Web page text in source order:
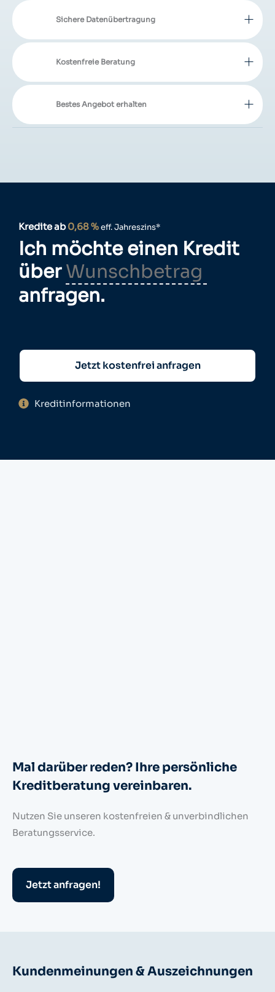
Sichere Datenübertragung
Kostenfreie Beratung
Bestes Angebot erhalten
Kredite ab0,68 %eff. Jahreszins*
Ich möchte einen Kredit
über
anfragen.
Jetzt kostenfrei anfragen
Kreditinformationen
Mal darüber reden? Ihre persönliche
Kreditberatung vereinbaren.
Nutzen Sie unseren kostenfreien & unverbindlichen
Beratungsservice.
Jetzt anfragen!
Kundenmeinungen & Auszeichnungen